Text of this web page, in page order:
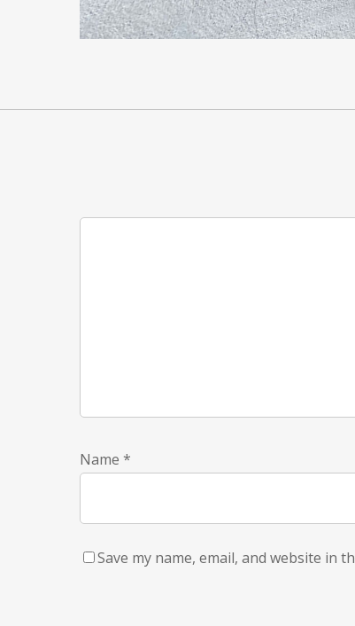
Name *
Save my name, email, and website in